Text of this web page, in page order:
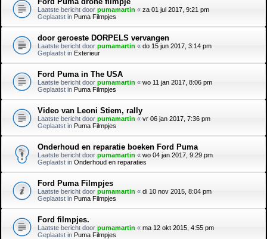
Laatste bericht door pumamartin « za 01 jul 2017, 9:21 pm
Geplaatst in Puma Filmpjes
door geroeste DORPELS vervangen
Laatste bericht door pumamartin « do 15 jun 2017, 3:14 pm
Geplaatst in Exterieur
Ford Puma in The USA
Laatste bericht door pumamartin « wo 11 jan 2017, 8:06 pm
Geplaatst in Puma Filmpjes
Video van Leoni Stiem, rally
Laatste bericht door pumamartin « vr 06 jan 2017, 7:36 pm
Geplaatst in Puma Filmpjes
Onderhoud en reparatie boeken Ford Puma
Laatste bericht door pumamartin « wo 04 jan 2017, 9:29 pm
Geplaatst in Onderhoud en reparaties
Ford Puma Filmpjes
Laatste bericht door pumamartin « di 10 nov 2015, 8:04 pm
Geplaatst in Puma Filmpjes
Ford filmpjes.
Laatste bericht door pumamartin « ma 12 okt 2015, 4:55 pm
Geplaatst in Puma Filmpjes